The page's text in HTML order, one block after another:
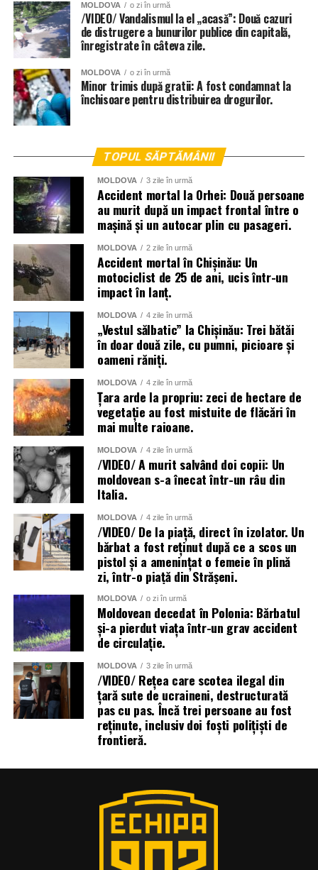
MOLDOVA o zi în urmă
/VIDEO/ Vandalismul la el „acasă”: Două cazuri
de distrugere a bunurilor publice din capitală,
înregistrate în câteva zile.
MOLDOVA o zi în urmă
Minor trimis după gratii: A fost condamnat la
închisoare pentru distribuirea drogurilor.
TOPUL SĂPTĂMÂNII
MOLDOVA 3 zile în urmă
Accident mortal la Orhei: Două persoane
au murit după un impact frontal între o
mașină și un autocar plin cu pasageri.
MOLDOVA 2 zile în urmă
Accident mortal în Chișinău: Un
motociclist de 25 de ani, ucis într-un
impact în lanț.
MOLDOVA 4 zile în urmă
„Vestul sălbatic” la Chișinău: Trei bătăi
în doar două zile, cu pumni, picioare și
oameni răniți.
MOLDOVA 4 zile în urmă
Țara arde la propriu: zeci de hectare de
vegetație au fost mistuite de flăcări în
mai multe raioane.
MOLDOVA 4 zile în urmă
/VIDEO/ A murit salvând doi copii: Un
moldovean s-a înecat într-un râu din
Italia.
MOLDOVA 4 zile în urmă
/VIDEO/ De la piață, direct în izolator. Un
bărbat a fost reținut după ce a scos un
pistol și a amenințat o femeie în plină
zi, într-o piață din Strășeni.
MOLDOVA o zi în urmă
Moldovean decedat în Polonia: Bărbatul
și-a pierdut viața într-un grav accident
de circulație.
MOLDOVA 3 zile în urmă
/VIDEO/ Rețea care scotea ilegal din
țară sute de ucraineni, destructurată
pas cu pas. Încă trei persoane au fost
reținute, inclusiv doi foști polițiști de
frontieră.